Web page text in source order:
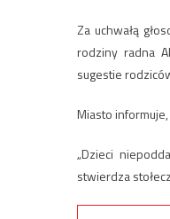
Za uchwałą
rodziny radna
sugestie
Miasto
„Dzieci
stwierdza